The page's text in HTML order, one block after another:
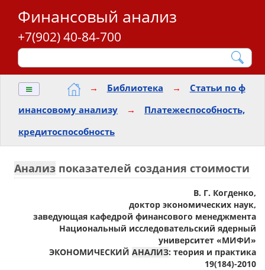
Финансовый анализ
+7(902) 40-84-700
≡ → Библиотека →
Статьи по ф
инансовому анализу
→
Платежеспособность,
кредитоспособность
Анализ показателей создания стоимости
В. Г. Когденко,
доктор экономических наук,
заведующая кафедрой финансового менеджмента
Национальный исследовательский ядерный
университет «МИФИ»
ЭКОНОМИЧЕСКИЙ АНАЛИЗ: теория и практика
19(184)-2010